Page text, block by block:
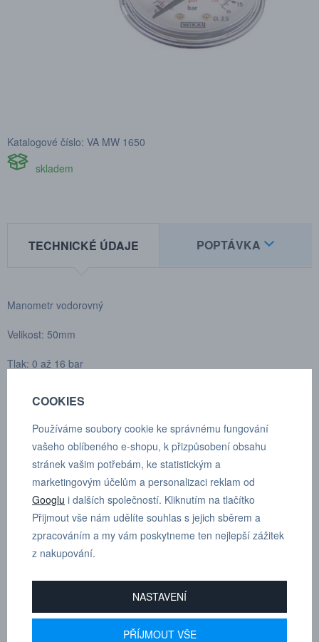
Katalogové číslo: VA MW 1650
skladem
TECHNICKÉ ÚDAJE POPTÁVKA
Manometr vodorovný
Velikost: 50mm
Tlak: 0 až 16 bar
Výrobce: WIKA
Materiál:Těleso - plast, Měřící systém - slitina mědi, průhledný kryt
- průhledný plast
Rozsah teplot: -20°C až + 60°C
Stupeň krytí:
Rozsah stupnice:vnější stupnice indikace v barech
COOKIES
Používáme soubory cookie ke správnému fungování
vašeho oblíbeného e-shopu, k přizpůsobení obsahu
stránek vašim potřebám, ke statistickým a
marketingovým účelům a personalizaci reklam od
Googlu i dalších společností. Kliknutím na tlačítko
Přijmout vše nám udělíte souhlas s jejich sběrem a
zpracováním a my vám poskytneme ten nejlepší zážitek
z nakupování.
NASTAVENÍ
PŘÍJMOUT VŠE